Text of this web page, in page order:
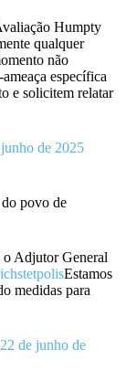
Humpty
qualquer
não
específica
e solicitem relatar
de 2025
povo de
Adjutor General
Estamos
medidas para
22 de junho de